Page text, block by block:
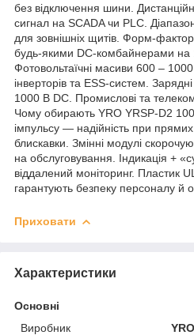
без відключення шини.
сигнал на SCADA чи PLC.
для зовнішніх щитів. Форм-
будь-якими DC-комбайнерами на
Фото­вольтаїчні масиви 600 –
інверторів та ESS-систем.
1000 В DC. Промислові та
Чому обирають YRO YRSP-D2
імпульсу — надійність при
блискавки. Змінні модулі
на обслуговування. Індикація +
віддалений моніторинг. Пластик
гарантують безпеку персоналу й
Приховати
Характеристики
Основні
Виробник
YRO